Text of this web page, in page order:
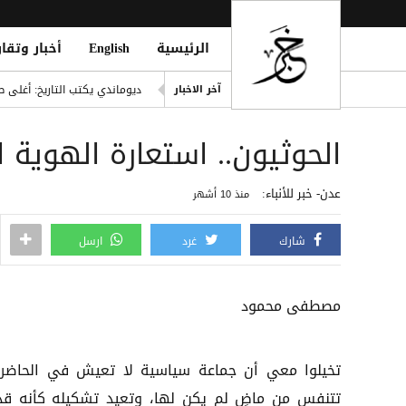
الرئيسية English أخبار
آخر الاخبار
ديوماندي يكتب التاريخ: أغلى
انفراد| مصادر تكشف مشاركة
هيثم حسن يوقع لسيلتيك
الحوثيون.. استعارة الهوية
عدن- خبر للأنباء: منذ 10 أشهر
شارك غرد ارسل
مصطفى محمود
تخيلوا معي أن جماعة سياسية لا تعيش في
تتنفس من ماضٍ لم يكن لها، وتعيد تشكيله كأنه